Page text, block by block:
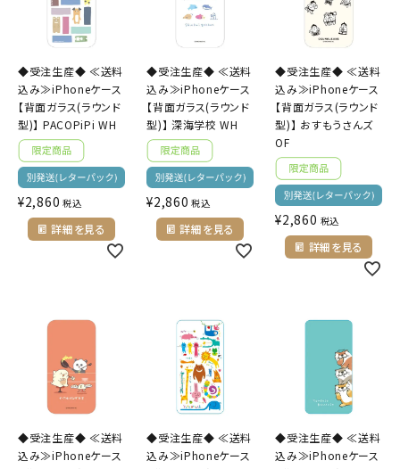
◆受注生産◆ ≪送料
込み≫iPhoneケース
【背面ガラス(ラウンド
型)】 PACOPiPi WH
¥2,860 税込
詳細を見る
◆受注生産◆ ≪送料
込み≫iPhoneケース
【背面ガラス(ラウンド
型)】 深海学校 WH
¥2,860 税込
詳細を見る
◆受注生産◆ ≪送料
込み≫iPhoneケース
【背面ガラス(ラウンド
型)】 おすもうさんズ
OF
¥2,860 税込
詳細を見る
◆受注生産◆ ≪送料
込み≫iPhoneケース
◆受注生産◆ ≪送料
込み≫iPhoneケース
◆受注生産◆ ≪送料
込み≫iPhoneケース